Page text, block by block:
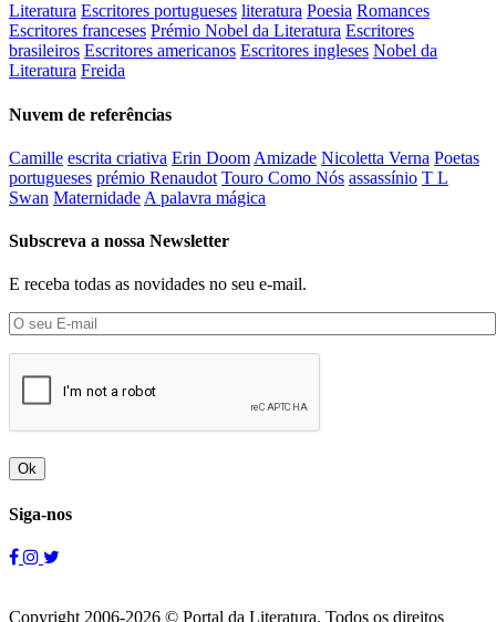
Literatura Escritores portugueses literatura Poesia Romances
Escritores franceses Prémio Nobel da Literatura Escritores
brasileiros Escritores americanos Escritores ingleses Nobel da
Literatura Freida
Nuvem de referências
Camille escrita criativa Erin Doom Amizade Nicoletta Verna Poetas
portugueses prémio Renaudot Touro Como Nós assassínio T L
Swan Maternidade A palavra mágica
Subscreva a nossa Newsletter
E receba todas as novidades no seu e-mail.
Ok
Siga-nos
Copyright 2006-2026 © Portal da Literatura. Todos os direitos